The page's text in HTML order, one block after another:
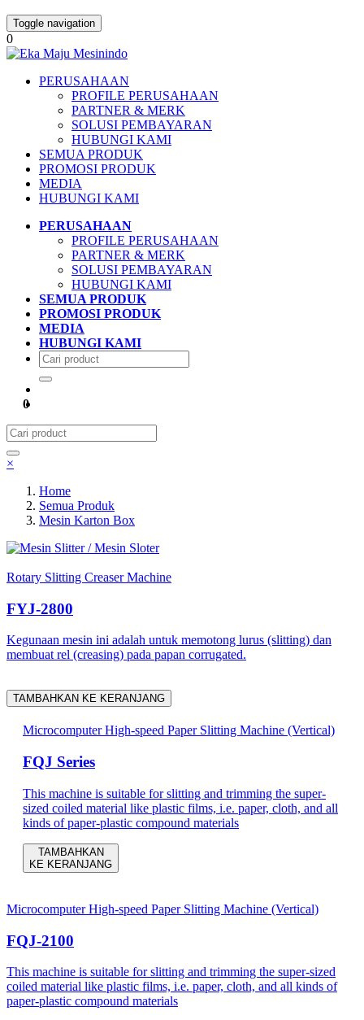
Toggle navigation
0
PERUSAHAAN
PROFILE PERUSAHAAN
PARTNER & MERK
SOLUSI PEMBAYARAN
HUBUNGI KAMI
SEMUA PRODUK
PROMOSI PRODUK
MEDIA
HUBUNGI KAMI
PERUSAHAAN
PROFILE PERUSAHAAN
PARTNER & MERK
SOLUSI PEMBAYARAN
HUBUNGI KAMI
SEMUA PRODUK
PROMOSI PRODUK
MEDIA
HUBUNGI KAMI
0
×
Home
Semua Produk
Mesin Karton Box
Mesin Slitter / Mesin Sloter
Rotary Slitting Creaser Machine
FYJ-2800
Kegunaan mesin ini adalah untuk memotong lurus (slitting) dan
membuat rel (creasing) pada papan corrugated.
TAMBAHKAN KE KERANJANG
Microcomputer High-speed Paper Slitting Machine (Vertical)
FQJ Series
This machine is suitable for slitting and trimming the super-
sized coiled material like plastic films, i.e. paper, cloth, and all
kinds of paper-plastic compound materials
TAMBAHKAN
KE KERANJANG
Microcomputer High-speed Paper Slitting Machine (Vertical)
FQJ-2100
This machine is suitable for slitting and trimming the super-sized
coiled material like plastic films, i.e. paper, cloth, and all kinds of
paper-plastic compound materials